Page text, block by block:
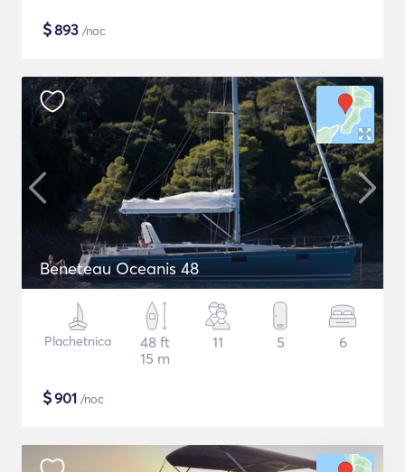
$893 /noc
Beneteau Oceanis 48
Plachetnica
48 ft
15 m
11 5 6
$901 /noc